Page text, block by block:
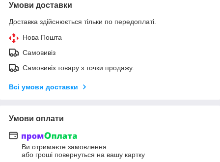
Умови доставки
Доставка здійснюється тільки по передоплаті.
Нова Пошта
Самовивіз
Самовивіз товару з точки продажу.
Всі умови доставки
Умови оплати
Ви отримаєте замовлення
або гроші повернуться на вашу картку